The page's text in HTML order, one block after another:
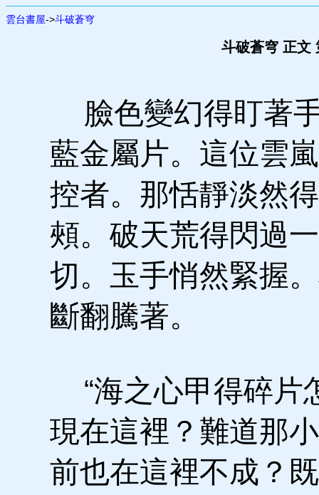
雲台書屋->斗破蒼穹
斗破蒼穹 正文
臉色變幻得盯著
藍金屬片。這位雲
控者。那恬靜淡然
頰。破天荒得閃過
切。玉手悄然緊握
斷翻騰著。
“海之心甲得碎片
現在這裡？難道那
前也在這裡不成？